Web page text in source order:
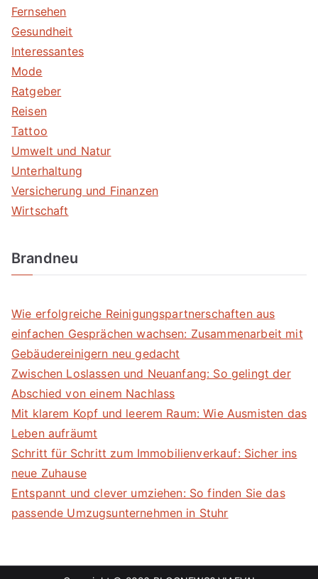
Fernsehen
Gesundheit
Interessantes
Mode
Ratgeber
Reisen
Tattoo
Umwelt und Natur
Unterhaltung
Versicherung und Finanzen
Wirtschaft
Brandneu
Wie erfolgreiche Reinigungspartnerschaften aus
einfachen Gesprächen wachsen: Zusammenarbeit mit
Gebäudereinigern neu gedacht
Zwischen Loslassen und Neuanfang: So gelingt der
Abschied von einem Nachlass
Mit klarem Kopf und leerem Raum: Wie Ausmisten das
Leben aufräumt
Schritt für Schritt zum Immobilienverkauf: Sicher ins
neue Zuhause
Entspannt und clever umziehen: So finden Sie das
passende Umzugsunternehmen in Stuhr